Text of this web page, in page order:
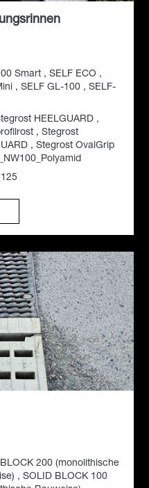
Smart , SELF ECO ,
, SELF GL-100 , SELF-
HEELGUARD ,
, Stegrost
, Stegrost OvalGrip
200 (monolithische
, SOLID BLOCK 100